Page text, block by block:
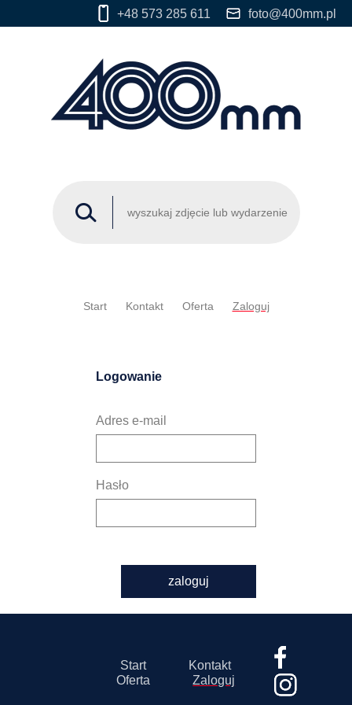
+48 573 285 611 foto@400mm.pl
Start Kontakt Oferta Zaloguj
Logowanie
Adres e-mail
Hasło
zaloguj
Start
Kontakt
Oferta
Zaloguj